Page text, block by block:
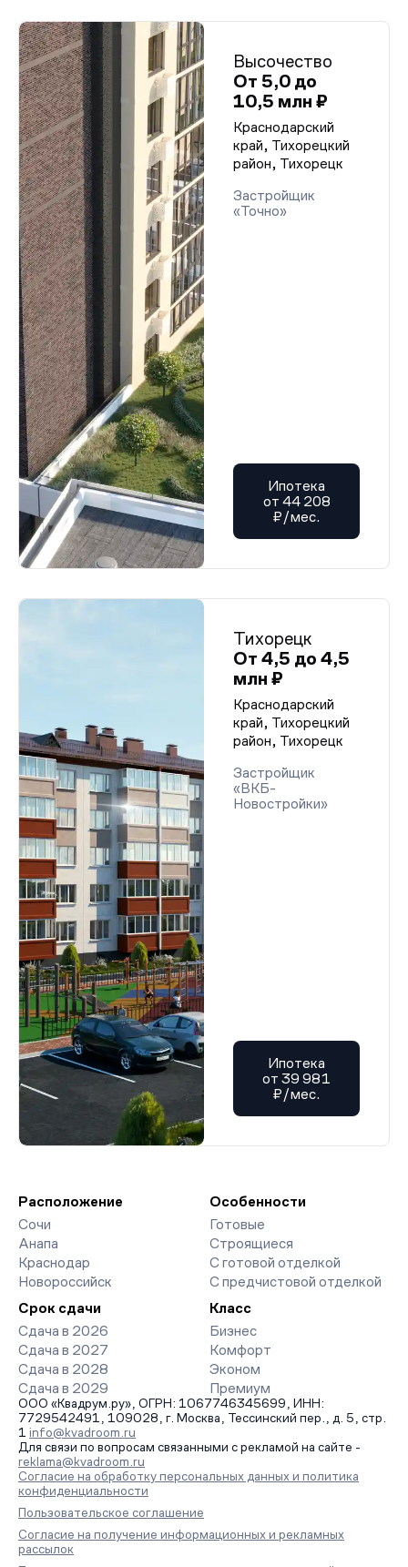
Высочество
От 5,0 до
10,5 млн ₽
Краснодарский
край, Тихорецкий
район, Тихорецк
Застройщик
«Точно»
Ипотека
от 44 208
₽/мес.
Тихорецк
От 4,5 до 4,5
млн ₽
Краснодарский
край, Тихорецкий
район, Тихорецк
Застройщик
«ВКБ-
Новостройки»
Ипотека
от 39 981
₽/мес.
Расположение
Сочи
Анапа
Краснодар
Новороссийск
Особенности
Готовые
Строящиеся
С готовой отделкой
С предчистовой отделкой
Срок сдачи
Сдача в 2026
Сдача в 2027
Сдача в 2028
Сдача в 2029
Класс
Бизнес
Комфорт
Эконом
Премиум
ООО «Квадрум.ру», ОГРН: 1067746345699, ИНН:
7729542491, 109028, г. Москва, Тессинский пер., д. 5, стр.
1 info@kvadroom.ru
Для связи по вопросам связанными с рекламой на сайте -
reklama@kvadroom.ru
Согласие на обработку персональных данных и политика
конфиденциальности
Пользовательское соглашение
Согласие на получение информационных и рекламных
рассылок